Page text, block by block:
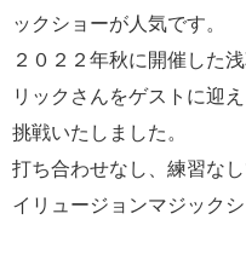
ックショーが人気です。
２０２２年秋に開催した
リックさんをゲストに迎
挑戦いたしました。
打ち合わせなし、練習な
イリュージョンマジックシ